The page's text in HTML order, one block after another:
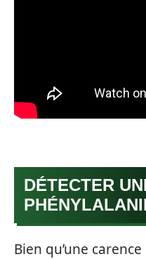
DÉTECTER
Bien qu’une carence